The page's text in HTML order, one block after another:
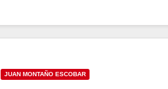
JUAN MONTAÑO ESCOBAR